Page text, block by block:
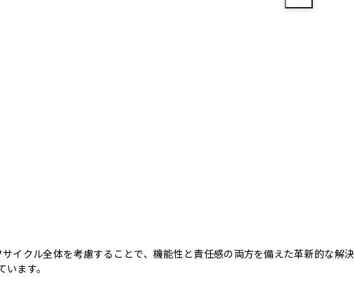
イクル全体を考慮することで、機能性と責任感の両方を備えた革新的な解決
ます。